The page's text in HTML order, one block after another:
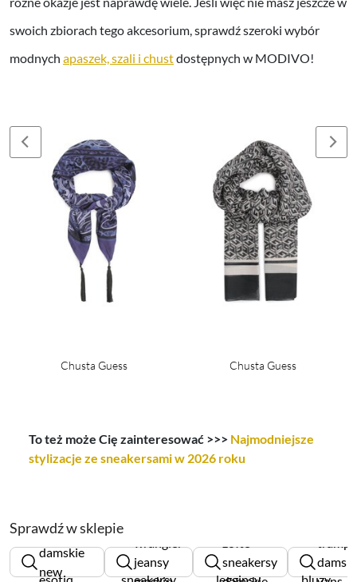
swoich zbiorach tego akcesorium, sprawdź szeroki wybór
modnych apaszek, szali i chustdostępnych w MODIVO!
Chusta Guess Chusta Guess
To też może Cię zainteresować >>> Najmodniejsze
stylizacje ze sneakersami w 2026 roku
Sprawdź w sklepie
sneakersy
damskie
new
jeansy
sneakersy
esotiq
sneakersy
legginsy
bluzy